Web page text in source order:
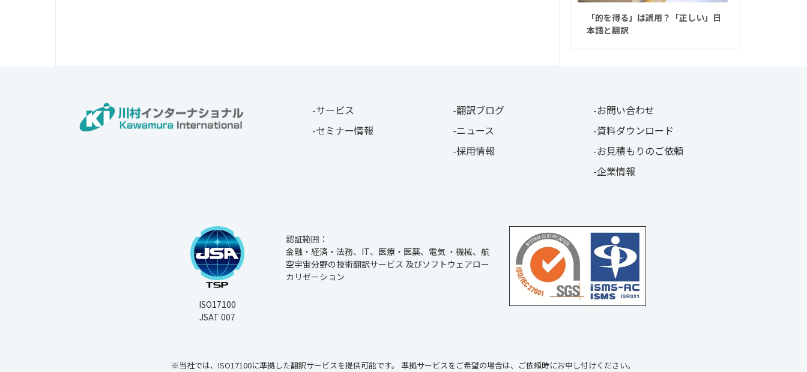
「的を得る」は誤用？「正しい」日
本語と翻訳
サービス
セミナー情報
翻訳ブログ
ニュース
採用情報
お問い合わせ
資料ダウンロード
お見積もりのご依頼
企業情報
ISO17100
JSAT 007
認証範囲：
金融・経済・法務、IT、医療・医薬、電気 ・機械、航
空宇宙分野の技術翻訳サービス 及びソフトウェアロー
カリゼーション
※当社では、ISO17100に準拠した翻訳サービスを提供可能です。 準拠サービスをご希望の場合は、ご依頼時にお申し付けください。